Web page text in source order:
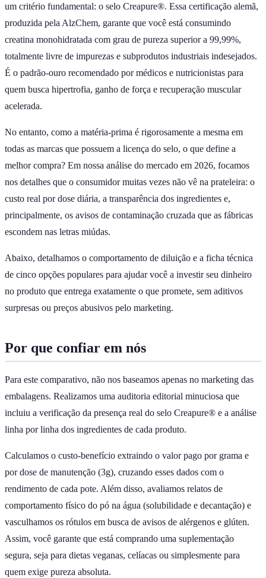
um critério fundamental: o selo Creapure®. Essa certificação alemã,
produzida pela AlzChem, garante que você está consumindo
creatina monohidratada com grau de pureza superior a 99,99%,
totalmente livre de impurezas e subprodutos industriais indesejados.
É o padrão-ouro recomendado por médicos e nutricionistas para
quem busca hipertrofia, ganho de força e recuperação muscular
acelerada.
No entanto, como a matéria-prima é rigorosamente a mesma em
todas as marcas que possuem a licença do selo, o que define a
melhor compra? Em nossa análise do mercado em 2026, focamos
nos detalhes que o consumidor muitas vezes não vê na prateleira: o
custo real por dose diária, a transparência dos ingredientes e,
principalmente, os avisos de contaminação cruzada que as fábricas
escondem nas letras miúdas.
Abaixo, detalhamos o comportamento de diluição e a ficha técnica
de cinco opções populares para ajudar você a investir seu dinheiro
no produto que entrega exatamente o que promete, sem aditivos
surpresas ou preços abusivos pelo marketing.
Por que confiar em nós
Para este comparativo, não nos baseamos apenas no marketing das
embalagens. Realizamos uma auditoria editorial minuciosa que
incluiu a verificação da presença real do selo Creapure® e a análise
linha por linha dos ingredientes de cada produto.
Calculamos o custo-benefício extraindo o valor pago por grama e
por dose de manutenção (3g), cruzando esses dados com o
rendimento de cada pote. Além disso, avaliamos relatos de
comportamento físico do pó na água (solubilidade e decantação) e
vasculhamos os rótulos em busca de avisos de alérgenos e glúten.
Assim, você garante que está comprando uma suplementação
segura, seja para dietas veganas, celíacas ou simplesmente para
quem exige pureza absoluta.